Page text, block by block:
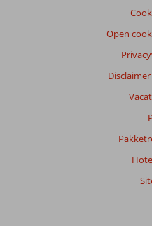
Open